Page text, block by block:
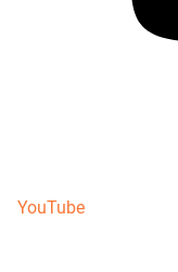
YouTube